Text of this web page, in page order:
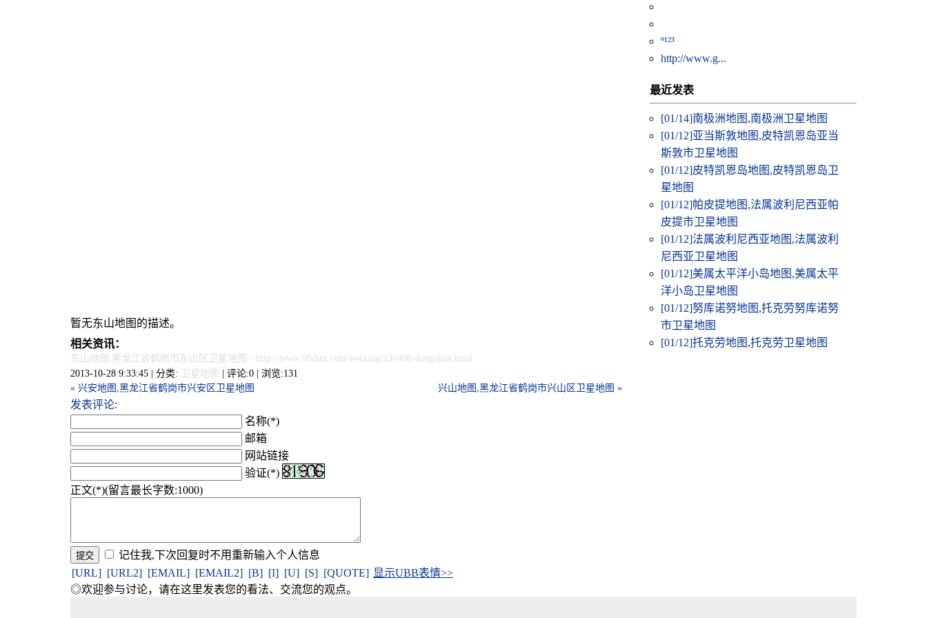
暂无东山地图的描述。
相关资讯：
东山地图,黑龙江省鹤岗市东山区卫星地图 - http://www.99ditu.com/weixing/230406-dongshan.html
2013-10-28 9:33:45 | 分类:
卫星地图 | 评论:0 | 浏览:131
« 兴安地图,黑龙江省鹤岗市兴安区卫星地图
兴山地图,黑龙江省鹤岗市兴山区卫星地图 »
发表评论:
名称(*)
邮箱
网站链接
验证(*)
正文(*)(留言最长字数:1000)
记住我,下次回复时不用重新输入个人信息
[URL] [URL2] [EMAIL] [EMAIL2] [B] [I] [U] [S] [QUOTE] 显示UBB表情>>
◎欢迎参与讨论，请在这里发表您的看法、交流您的观点。
º¹²³
http://www.g...
最近发表
[01/14]南极洲地图,南极洲卫星地图
[01/12]亚当斯敦地图,皮特凯恩岛亚当
斯敦市卫星地图
[01/12]皮特凯恩岛地图,皮特凯恩岛卫
星地图
[01/12]帕皮提地图,法属波利尼西亚帕
皮提市卫星地图
[01/12]法属波利尼西亚地图,法属波利
尼西亚卫星地图
[01/12]美属太平洋小岛地图,美属太平
洋小岛卫星地图
[01/12]努库诺努地图,托克劳努库诺努
市卫星地图
[01/12]托克劳地图,托克劳卫星地图